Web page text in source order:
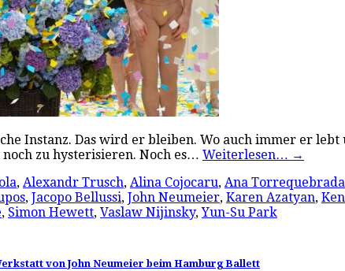
Instanz. Das wird er bleiben. Wo auch immer er
zu hysterisieren. Noch es… Weiterlesen… →
, Alexandr Trusch, Alina Cojocaru, Ana Torrequebrada
, Jacopo Bellussi, John Neumeier, Karen Azatyan,
, Simon Hewett, Vaslaw Nijinsky,Yun-Su Park
von John Neumeier beim Hamburg Ballett